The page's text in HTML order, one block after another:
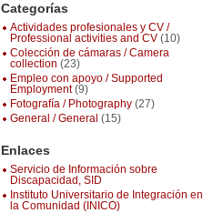
Categorías
Actividades profesionales y CV /
Professional activities and CV (10)
Colección de cámaras / Camera
collection (23)
Empleo con apoyo / Supported
Employment(9)
Fotografía / Photography (27)
General / General (15)
Enlaces
Servicio de Información sobre
Discapacidad, SID
Instituto Universitario de Integración en
la Comunidad (INICO)